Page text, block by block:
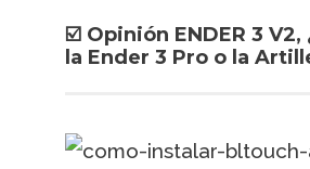
☑️ Opinión ENDER 3
la Ender 3 Pro o la